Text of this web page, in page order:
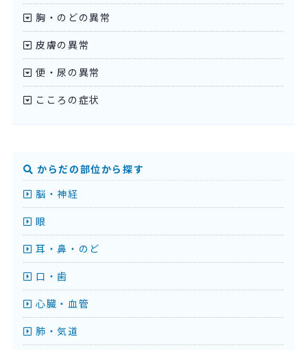
胸・のどの異常
皮膚の異常
便・尿の異常
こころの症状
からだの部位から探す
脳・神経
眼
耳・鼻・のど
口・歯
心臓・血管
肺・気道